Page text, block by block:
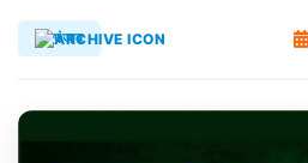
पंजाब